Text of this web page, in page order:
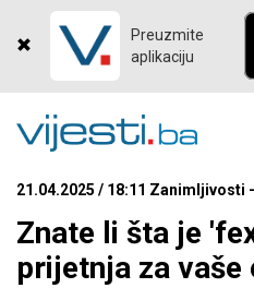
Preuzmite
aplikaciju
21.04.2025 / 18:11 Zanimljivosti
Znate li šta je
prijetnja za vaše